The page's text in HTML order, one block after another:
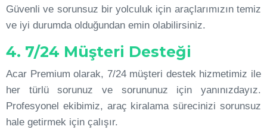
Güvenli ve sorunsuz bir yolculuk için araçlarımızın temiz
ve iyi durumda olduğundan emin olabilirsiniz.
4. 7/24 Müşteri Desteği
Acar Premium olarak, 7/24 müşteri destek hizmetimiz ile
her türlü sorunuz ve sorununuz için yanınızdayız.
Profesyonel ekibimiz, araç kiralama sürecinizi sorunsuz
hale getirmek için çalışır.